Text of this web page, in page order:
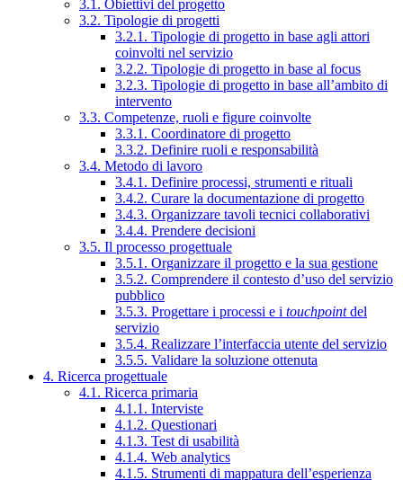
3.1. Obiettivi del progetto
3.2. Tipologie di progetti
3.2.1. Tipologie di progetto in base agli attori
coinvolti nel servizio
3.2.2. Tipologie di progetto in base al focus
3.2.3. Tipologie di progetto in base all’ambito di
intervento
3.3. Competenze, ruoli e figure coinvolte
3.3.1. Coordinatore di progetto
3.3.2. Definire ruoli e responsabilità
3.4. Metodo di lavoro
3.4.1. Definire processi, strumenti e rituali
3.4.2. Curare la documentazione di progetto
3.4.3. Organizzare tavoli tecnici collaborativi
3.4.4. Prendere decisioni
3.5. Il processo progettuale
3.5.1. Organizzare il progetto e la sua gestione
3.5.2. Comprendere il contesto d’uso del servizio
pubblico
3.5.3. Progettare i processi e i touchpointdel
servizio
3.5.4. Realizzare l’interfaccia utente del servizio
3.5.5. Validare la soluzione ottenuta
4. Ricerca progettuale
4.1. Ricerca primaria
4.1.1. Interviste
4.1.2. Questionari
4.1.3. Test di usabilità
4.1.4. Web analytics
4.1.5. Strumenti di mappatura dell’esperienza